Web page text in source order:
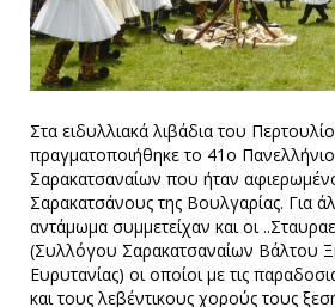
Στα ειδυλλιακά λιβάδια του
πραγματοποιήθηκε το 41ο
Σαρακατσαναίων που ήταν
Σαρακατσάνους της Βουλγαρίας. Για
αντάμωμα συμμετείχαν και οι
(Συλλόγου Σαρακατσαναίων Βάλτου
Ευρυτανίας) οι οποίοι με τις
και τους λεβέντικους χορούς τους